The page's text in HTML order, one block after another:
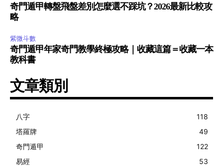
奇門遁甲轉盤飛盤差別怎麼選不踩坑？2026最新比較攻
略
紫微斗數
奇門遁甲年家奇門教學終極攻略｜收藏這篇＝收藏一本
教科書
文章類別
八字
118
塔羅牌
49
奇門遁甲
122
易經
53